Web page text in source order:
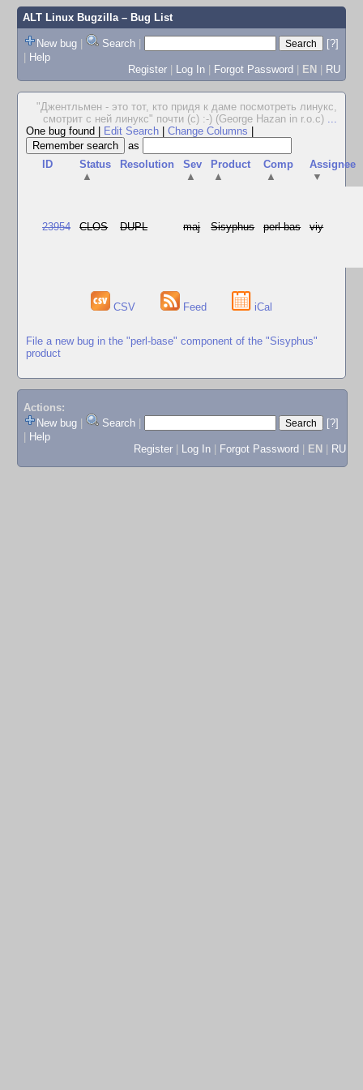
ALT Linux Bugzilla– Bug List
New bug | Search |
[?]
| Help
Register | Log In | Forgot Password | EN | RU
"Джентльмен - это тот, кто придя к даме посмотреть линукс,
смотрит с ней линукс" почти (с) :-) (George Hazan in r.o.c) ...
One bug found
Edit Search Change Columns
as
ID
Status
▲
Resolution
Sev
▲
Product
▲
Comp
▲
Assignee
▼
23954 CLOS DUPL maj Sisyphus perl-bas viy
CSV Feed iCal
File a new bug in the "perl-base" component of the "Sisyphus"
product
Actions:
New bug
Search
[?]
Help
Register
Log In Forgot Password EN RU